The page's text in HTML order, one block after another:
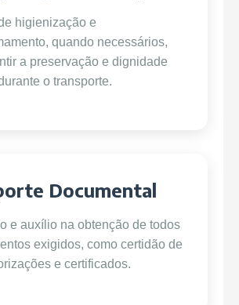
higienização e
quando necessários,
a preservação e dignidade
o transporte.
Documental
e auxílio na obtenção de todos
exigidos, como certidão de
e certificados.